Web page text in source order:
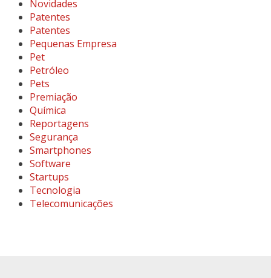
Novidades
Patentes
Patentes
Pequenas Empresa
Pet
Petróleo
Pets
Premiação
Química
Reportagens
Segurança
Smartphones
Software
Startups
Tecnologia
Telecomunicações